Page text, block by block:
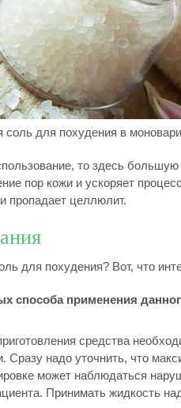
соль для похудения в
то здесь
пор кожи и ускоряет
пропадает целлюлит.
для похудения? Вот, что
способа применения
средства
Сразу надо уточнить, что
может наблюдаться
Принимать жидкость